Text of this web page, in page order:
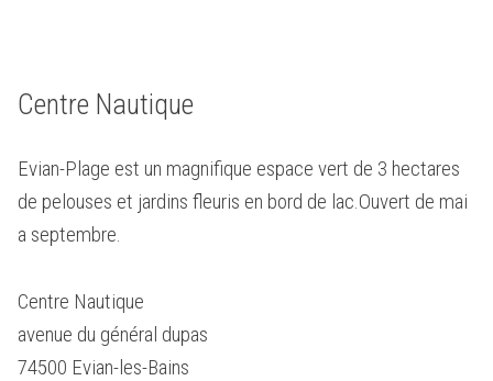
Centre Nautique
Evian-Plage est un magnifique espace vert de 3 hectares
de pelouses et jardins fleuris en bord de lac.Ouvert de mai
a septembre.
Centre Nautique
avenue du général dupas
74500 Evian-les-Bains